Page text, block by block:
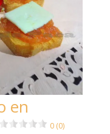
en
0 (0)